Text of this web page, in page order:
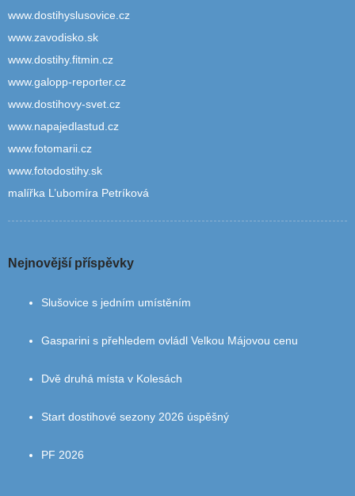
www.dostihyslusovice.cz
www.zavodisko.sk
www.dostihy.fitmin.cz
www.galopp-reporter.cz
www.dostihovy-svet.cz
www.napajedlastud.cz
www.fotomarii.cz
www.fotodostihy.sk
malířka L’ubomíra Petríková
Nejnovější příspěvky
Slušovice s jedním umístěním
Gasparini s přehledem ovládl Velkou Májovou cenu
Dvě druhá místa v Kolesách
Start dostihové sezony 2026 úspěšný
PF 2026